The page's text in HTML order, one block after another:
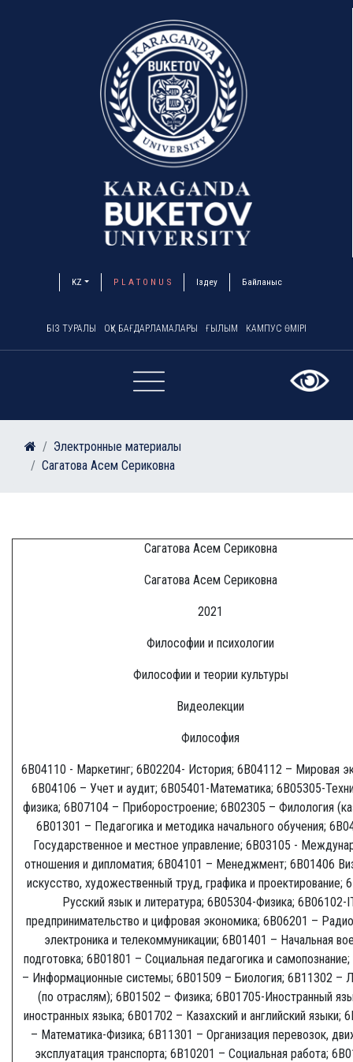
KZ P L A T O N U S Іздеу Байланыс
БІЗ ТУРАЛЫ ОҚУ БАҒДАРЛАМАЛАРЫ ҒЫЛЫМ КАМПУС ӨМІРІ
Электронные материалы
Сагатова Асем Сериковна
Сагатова Асем Сериковна
Сагатова Асем Сериковна
2021
Философии и психологии
Философии и теории культуры
Видеолекции
Философия
6В04110 - Маркетинг; 6B02204- История; 6В04112 – Мировая
6В04106 – Учет и аудит; 6В05401-Математика; 6В05305-
физика; 6В07104 – Приборостроение; 6В02305 – Филология
6В01301 – Педагогика и методика начального обучения;
Государственное и местное управление; 6В03105 -
отношения и дипломатия; 6В04101 – Менеджмент; 6B01406
искусство, художественный труд, графика и проектирование;
Русский язык и литература; 6В05304-Физика; 6B06102-
предпринимательство и цифровая экономика; 6В06201 –
электроника и телекоммуникации; 6В01401 – Начальная
подготовка; 6В01801 – Социальная педагогика и
– Информационные системы; 6В01509 – Биология; 6В11302 –
(по отраслям); 6В01502 – Физика; 6B01705-Иностранный
иностранных языка; 6В01702 – Казахский и английский языки;
– Математика-Физика; 6В11301 – Организация перевозок,
эксплуатация транспорта; 6В10201 – Социальная работа;